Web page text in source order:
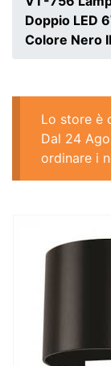
Doppio LED
Colore Nero
Lo store è
Dal 24
ordinare i